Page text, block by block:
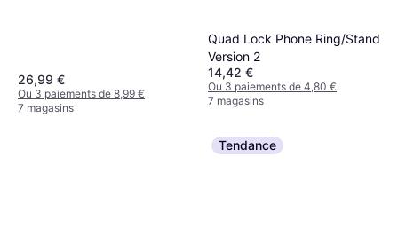
26,99 €
Ou 3 paiements de 8,99 €
7 magasins
Quad Lock Phone Ring/Stand
Version 2
14,42 €
Ou 3 paiements de 4,80 €
7 magasins
Tendance